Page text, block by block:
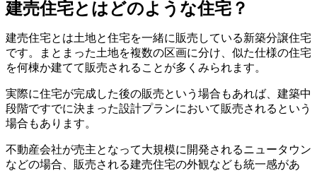
建売住宅とはどのような住宅？
建売住宅とは土地と住宅を一緒に販売している新築分譲住宅
です。まとまった土地を複数の区画に分け、似た仕様の住宅
を何棟か建てて販売されることが多くみられます。
実際に住宅が完成した後の販売という場合もあれば、建築中
段階ですでに決まった設計プランにおいて販売されるという
場合もあります。
不動産会社が売主となって大規模に開発されるニュータウン
などの場合、販売される建売住宅の外観なども統一感があ